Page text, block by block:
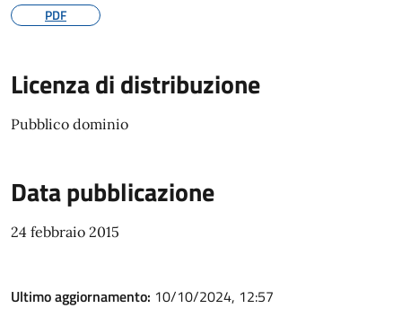
PDF
Licenza di distribuzione
Pubblico dominio
Data pubblicazione
24 febbraio 2015
Ultimo aggiornamento: 10/10/2024, 12:57